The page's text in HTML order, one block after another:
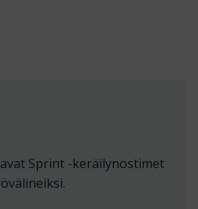
Sprint -keräilynostimet